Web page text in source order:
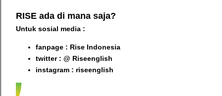
RISE ada di mana saja?
Untuk sosial media :
fanpage : Rise Indonesia
twitter : @ Riseenglish
instagram : riseenglish